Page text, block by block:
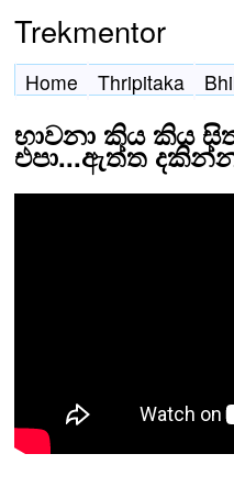
Trekmentor
Home Thripitaka
භාවනා කිය කිය
එපා...ඇත්ත